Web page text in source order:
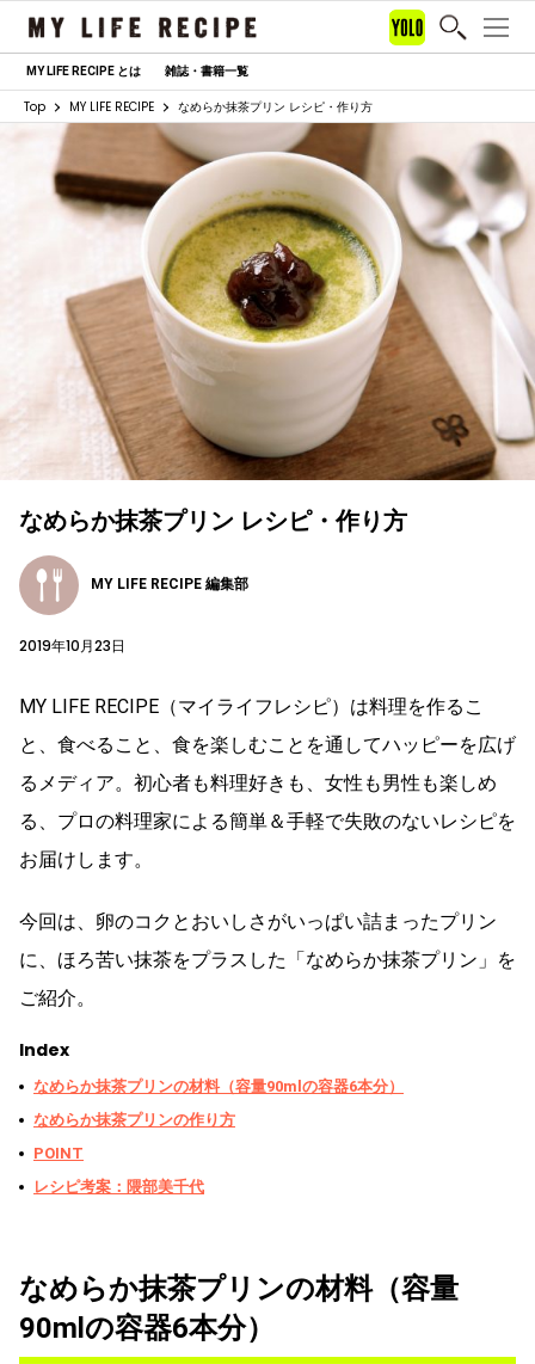
MY LIFE RECIPE とは 雑誌・書籍一覧
Top MY LIFE RECIPE なめらか抹茶プリン レシピ・作り方
なめらか抹茶プリン レシピ・作り方
MY LIFE RECIPE 編集部
2019年10月23日
MY LIFE RECIPE（マイライフレシピ）は料理を作るこ
と、食べること、食を楽しむことを通してハッピーを広げ
るメディア。初心者も料理好きも、女性も男性も楽しめ
る、プロの料理家による簡単＆手軽で失敗のないレシピを
お届けします。
今回は、卵のコクとおいしさがいっぱい詰まったプリン
に、ほろ苦い抹茶をプラスした「なめらか抹茶プリン」を
ご紹介。
Index
なめらか抹茶プリンの材料（容量90mlの容器6本分）
なめらか抹茶プリンの作り方
POINT
レシピ考案：隈部美千代
なめらか抹茶プリンの材料（容量
90mlの容器6本分）